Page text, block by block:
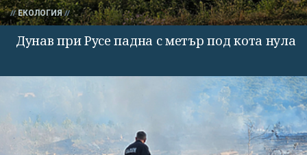
ЕКОЛОГИЯ
Дунав при Русе падна с метър под кота нула